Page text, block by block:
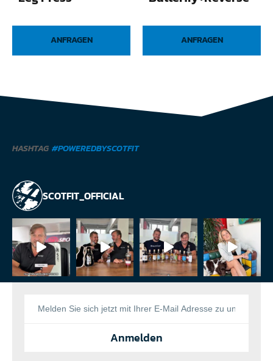
ANFRAGEN ANFRAGEN
HASHTAG #POWEREDBYSCOTFIT
SCOTFIT_OFFICIAL
Anmelden